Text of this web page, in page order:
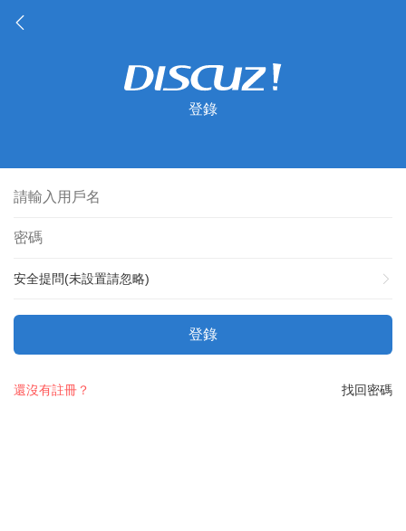
登錄
安全提問(未設置請忽略)
登錄
找回密碼
還沒有註冊？